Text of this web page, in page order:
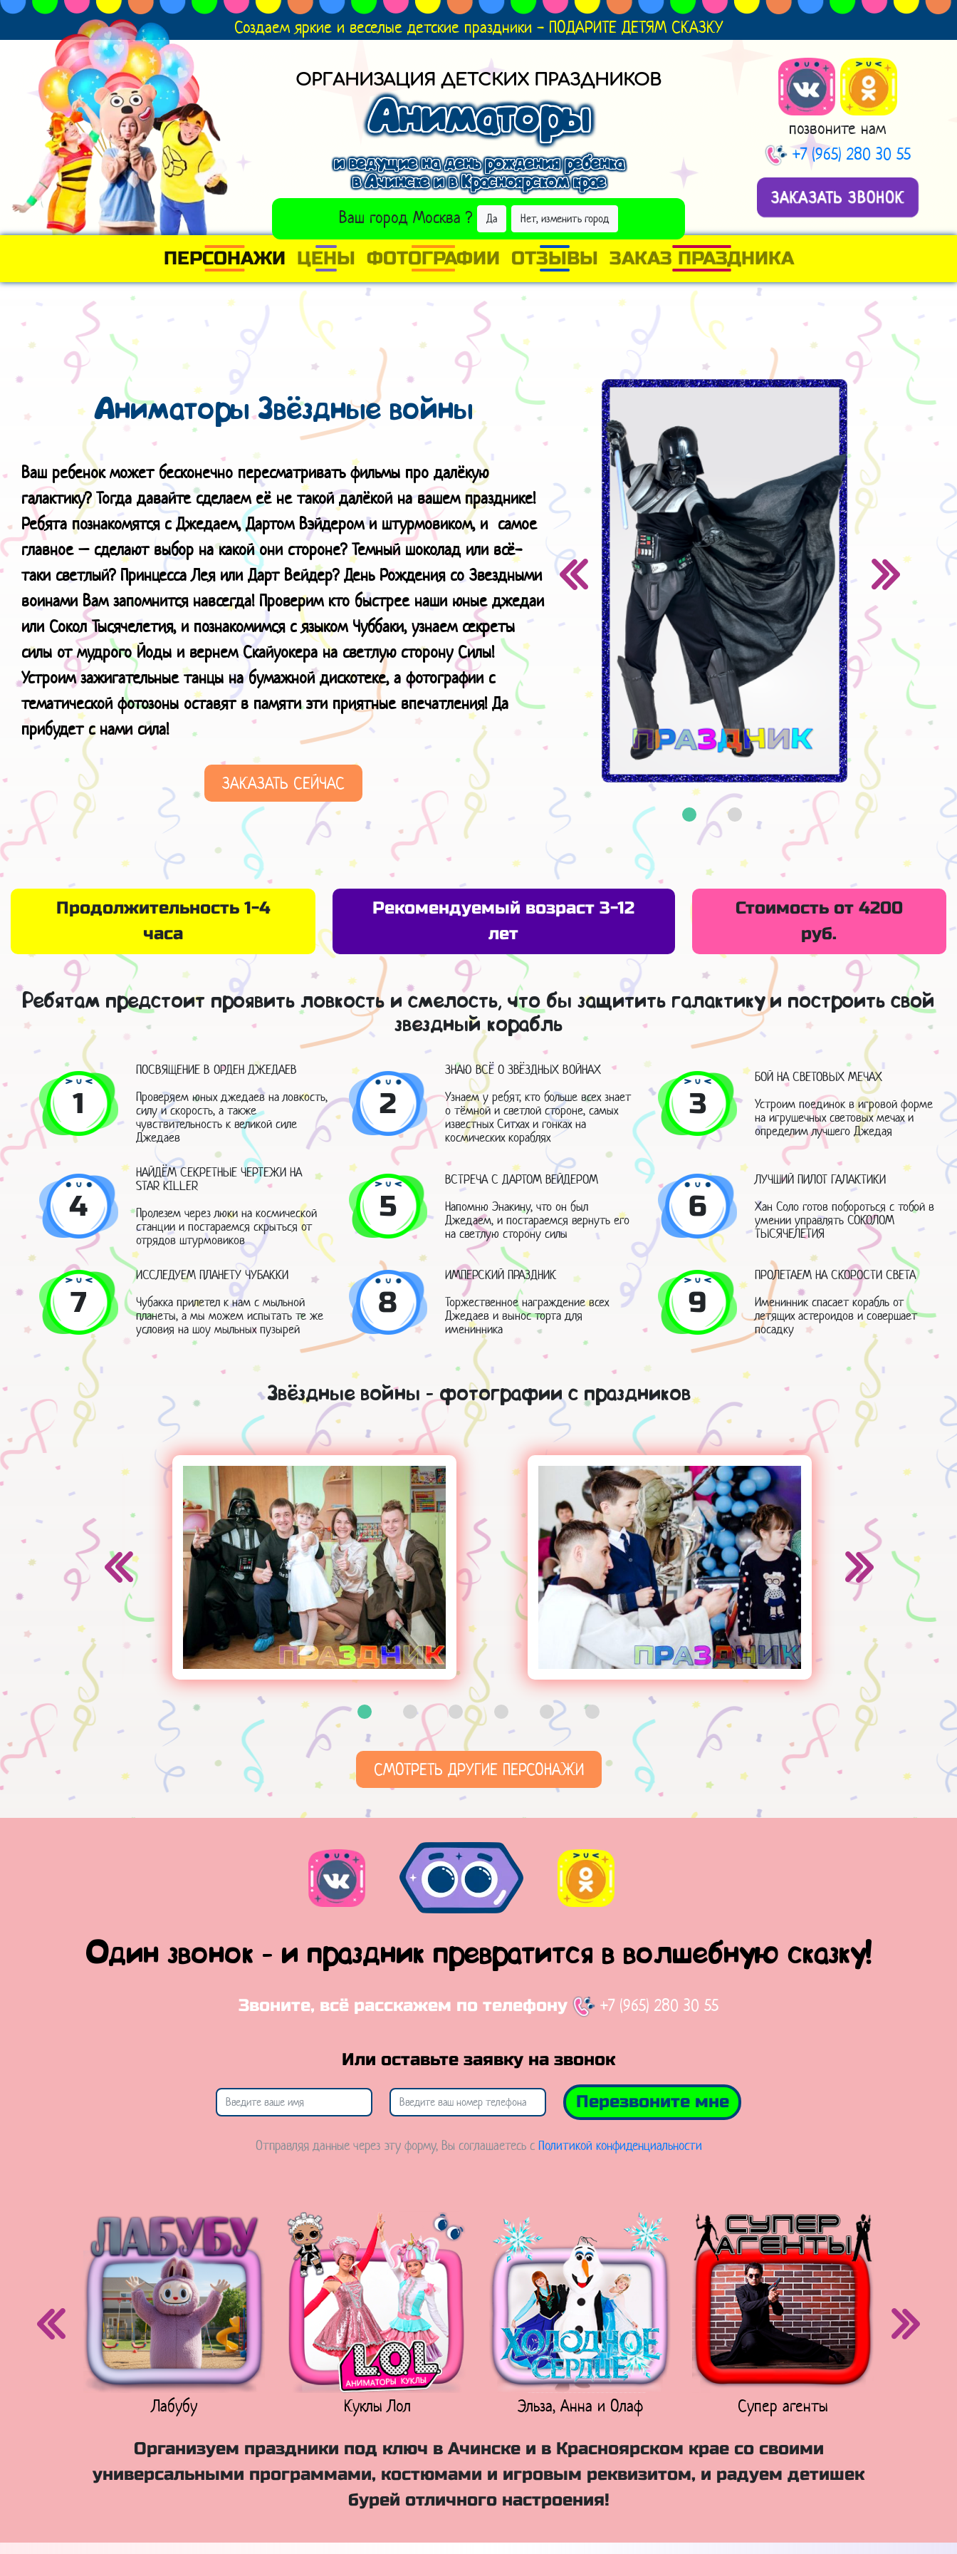
Создаем яркие и веселые детские праздники - ПОДАРИТЕ ДЕТЯМ СКАЗКУ
ОРГАНИЗАЦИЯ ДЕТСКИХ ПРАЗДНИКОВ
Аниматоры
и ведущие на день рождения ребенка
в Ачинске и в Красноярском крае
Ваш город Москва ? Да Нет, изменить город
ВЫБРАТЬ ДРУГОЙ ГОРОД
позвоните нам
+7 (965) 280 30 55
ЗАКАЗАТЬ ЗВОНОК
ПЕРСОНАЖИ ЦЕНЫ ФОТОГРАФИИ ОТЗЫВЫ ЗАКАЗ ПРАЗДНИКА
Аниматоры Звёздные войны
Ваш ребенок может бесконечно пересматривать фильмы про далёкую
галактику? Тогда давайте сделаем её не такой далёкой на вашем празднике!
Ребята познакомятся с Джедаем, Дартом Вэйдером и штурмовиком, и самое
главное – сделают выбор на какой они стороне? Темный шоколад или всё-
таки светлый? Принцесса Лея или Дарт Вейдер? День Рождения со Звездными
воинами Вам запомнится навсегда! Проверим кто быстрее наши юные джедаи
или Сокол Тысячелетия, и познакомимся с языком Чуббаки, узнаем секреты
силы от мудрого Йоды и вернем Скайуокера на светлую сторону Силы!
Устроим зажигательные танцы на бумажной дискотеке, а фотографии с
тематической фотозоны оставят в памяти эти приятные впечатления! Да
прибудет с нами сила!
ЗАКАЗАТЬ СЕЙЧАС
Продолжительность 1-4
часа
Рекомендуемый возраст 3-12
лет
Стоимость от 4200
руб.
Ребятам предстоит проявить ловкость и смелость, что бы защитить галактику и построить свой
звездный корабль
1
ПОСВЯЩЕНИЕ В ОРДЕН ДЖЕДАЕВ
Проверяем юных джедаев на ловкость,
силу и скорость, а также
чувствительность к великой силе
Джедаев
2
ЗНАЮ ВСЁ О ЗВЁЗДНЫХ ВОЙНАХ
Узнаем у ребят, кто больше всех знает
о тёмной и светлой стороне, самых
известных Ситхах и гонках на
космических кораблях
3
БОЙ НА СВЕТОВЫХ МЕЧАХ
Устроим поединок в игровой форме
на игрушечных световых мечах и
определим лучшего Джедая
4
НАЙДЁМ СЕКРЕТНЫЕ ЧЕРТЕЖИ НА
STAR KILLER
Пролезем через люки на космической
станции и постараемся скрыться от
отрядов штурмовиков
5
ВСТРЕЧА С ДАРТОМ ВЕЙДЕРОМ
Напомню Энакину, что он был
Джедаем, и постараемся вернуть его
на светлую сторону силы
6
ЛУЧШИЙ ПИЛОТ ГАЛАКТИКИ
Хан Соло готов побороться с тобой в
умении управлять СОКОЛОМ
ТЫСЯЧЕЛЕТИЯ
7
ИССЛЕДУЕМ ПЛАНЕТУ ЧУБАККИ
Чубакка прилетел к нам с мыльной
планеты, а мы можем испытать те же
условия на шоу мыльных пузырей
8
ИМПЕРСКИЙ ПРАЗДНИК
Торжественное награждение всех
Джедаев и вынос торта для
именинника
9
ПРОЛЕТАЕМ НА СКОРОСТИ СВЕТА
Именинник спасает корабль от
летящих астероидов и совершает
посадку
Звёздные войны - фотографии с праздников
СМОТРЕТЬ ДРУГИЕ ПЕРСОНАЖИ
Один звонок - и праздник превратится в волшебную сказку!
Звоните, всё расскажем по телефону +7 (965) 280 30 55
Или оставьте заявку на звонок
Перезвоните мне
Отправляя данные через эту форму, Вы соглашаетесь с Политикой конфиденциальности
Лабубу Куклы Лол Эльза, Анна и Олаф Супер агенты
Организуем праздники под ключ в Ачинске и в Красноярском крае со своими
универсальными программами, костюмами и игровым реквизитом, и радуем детишек
бурей отличного настроения!